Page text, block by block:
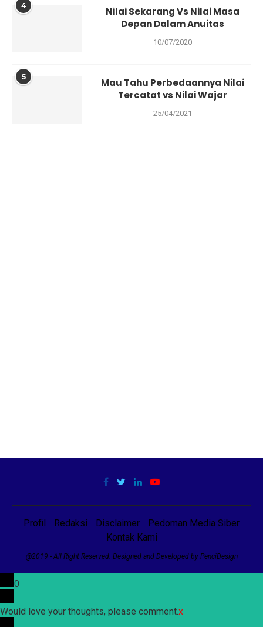
4
Nilai Sekarang Vs Nilai Masa
Depan Dalam Anuitas
10/07/2020
5
Mau Tahu Perbedaannya Nilai
Tercatat vs Nilai Wajar
25/04/2021
Profil Redaksi Disclaimer
Pedoman Media Siber
Kontak Kami
@2019 - All Right Reserved. Designed and Developed by PenciDesign
0
Would love your thoughts, please comment.x